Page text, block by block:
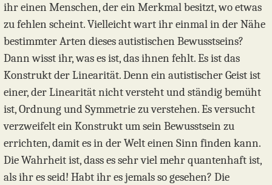
ihr einen Menschen, der ein Merkmal besitzt, wo etwas
zu fehlen scheint. Vielleicht wart ihr einmal in der Nähe
bestimmter Arten dieses autistischen Bewusstseins?
Dann wisst ihr, was es ist, das ihnen fehlt. Es ist das
Konstrukt der Linearität. Denn ein autistischer Geist ist
einer, der Linearität nicht versteht und ständig bemüht
ist, Ordnung und Symmetrie zu verstehen. Es versucht
verzweifelt ein Konstrukt um sein Bewusstsein zu
errichten, damit es in der Welt einen Sinn finden kann.
Die Wahrheit ist, dass es sehr viel mehr quantenhaft ist,
als ihr es seid! Habt ihr es jemals so gesehen? Die